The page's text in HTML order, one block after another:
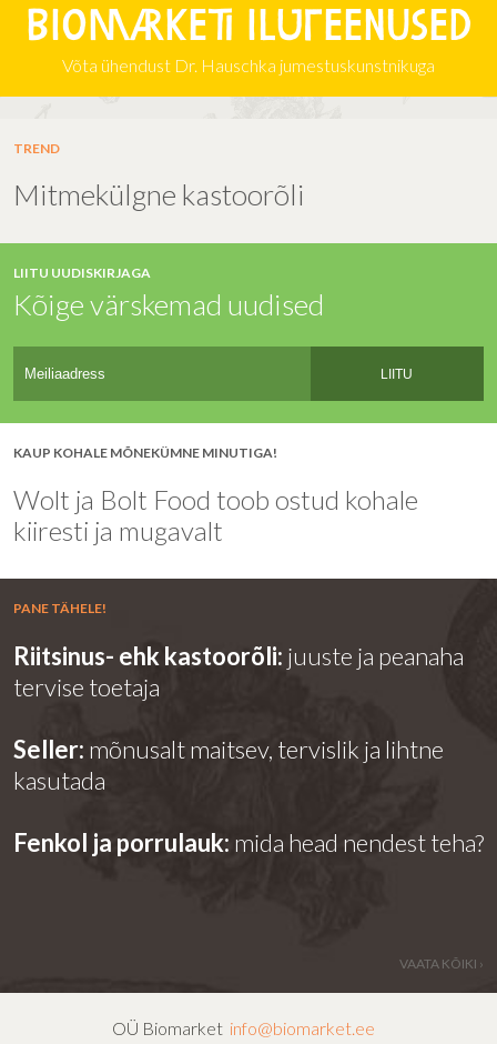
Biomarketi iluteenused
Võta ühendust Dr. Hauschka jumestuskunstnikuga
TREND
Mitmekülgne kastoorõli
LIITU UUDISKIRJAGA
Kõige värskemad uudised
LIITU
KAUP KOHALE MÕNEKÜMNE MINUTIGA!
Wolt ja Bolt Food toob ostud kohale
kiiresti ja mugavalt
PANE TÄHELE!
Riitsinus- ehk kastoorõli: juuste ja peanaha
tervise toetaja
Seller: mõnusalt maitsev, tervislik ja lihtne
kasutada
Fenkol ja porrulauk: mida head nendest teha?
VAATA KÕIKI ›
OÜ Biomarket info@biomarket.ee